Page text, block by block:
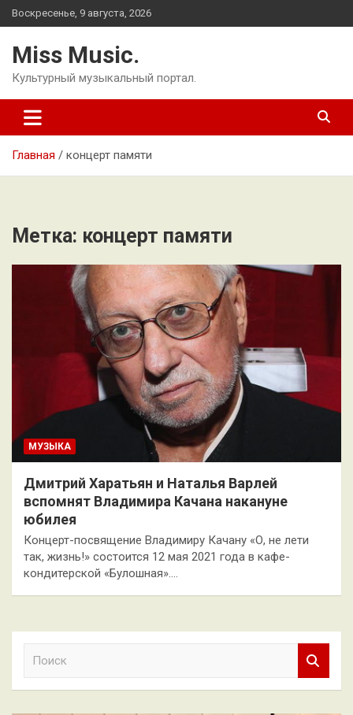
Перейти
к
Воскресенье, 9 августа, 2026
Miss Music.
Культурный музыкальный портал.
Главная концерт памяти
Метка: концерт памяти
МУЗЫКА
Дмитрий Харатьян и Наталья Варлей
вспомнят Владимира Качана накануне
юбилея
Концерт-посвящение Владимиру Качану «О, не лети
так, жизнь!» состоится 12 мая 2021 года в кафе-
кондитерской «Булошная».…